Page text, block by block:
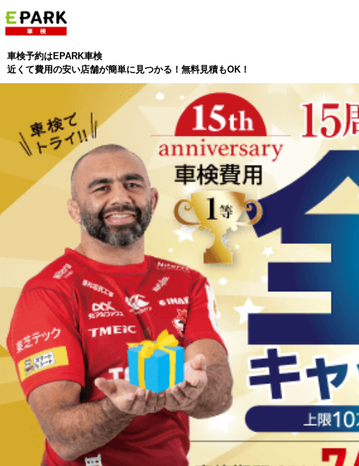
車検予約はEPARK車検
近くて費用の安い店舗が簡単に見つかる！無料見積もOK！